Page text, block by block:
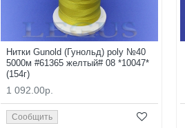
Нитки Gunold (Гунольд) poly №40
5000м #61365 желтый# 08 *10047*
(154г)
1 092.00р.
Сообщить